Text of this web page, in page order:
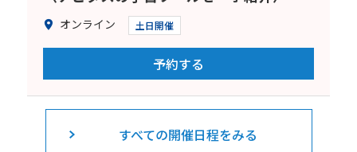
オンライン 土日開催
予約する
すべての開催日程をみる